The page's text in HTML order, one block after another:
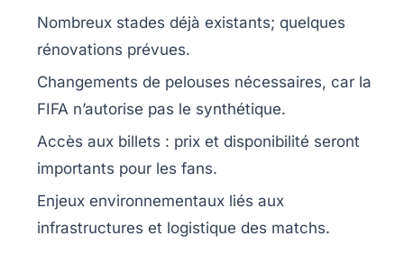
Nombreux stades déjà existants; quelques
rénovations prévues.
Changements de pelouses nécessaires, car la
FIFA n’autorise pas le synthétique.
Accès aux billets : prix et disponibilité seront
importants pour les fans.
Enjeux environnementaux liés aux
infrastructures et logistique des matchs.